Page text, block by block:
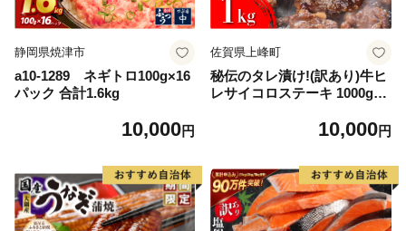
静岡県焼津市
a10-1289 ネギトロ100g×16
パック 合計1.6kg
10,000円
佐賀県上峰町
秘伝のタレ漬け!(訳あり)牛ヒ
レサイコロステーキ 1000g
10,000円